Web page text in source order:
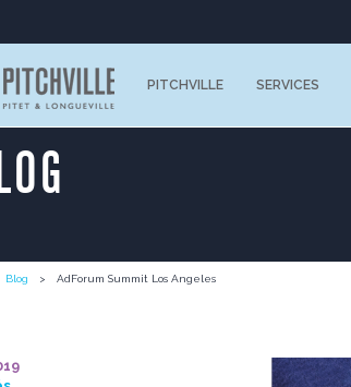
PITCHVILLE SERVICES
Blog AdForum Summit Los Angeles